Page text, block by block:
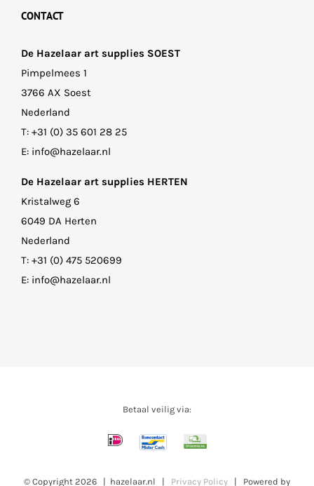
CONTACT
De Hazelaar art supplies SOEST
Pimpelmees 1
3766 AX Soest
Nederland
T: +31 (0) 35 601 28 25
E: info@hazelaar.nl
De Hazelaar art supplies HERTEN
Kristalweg 6
6049 DA Herten
Nederland
T: +31 (0) 475 520699
E: info@hazelaar.nl
Betaal veilig via:
© Copyright 2026 | hazelaar.nl | Privacy Policy | Powered by